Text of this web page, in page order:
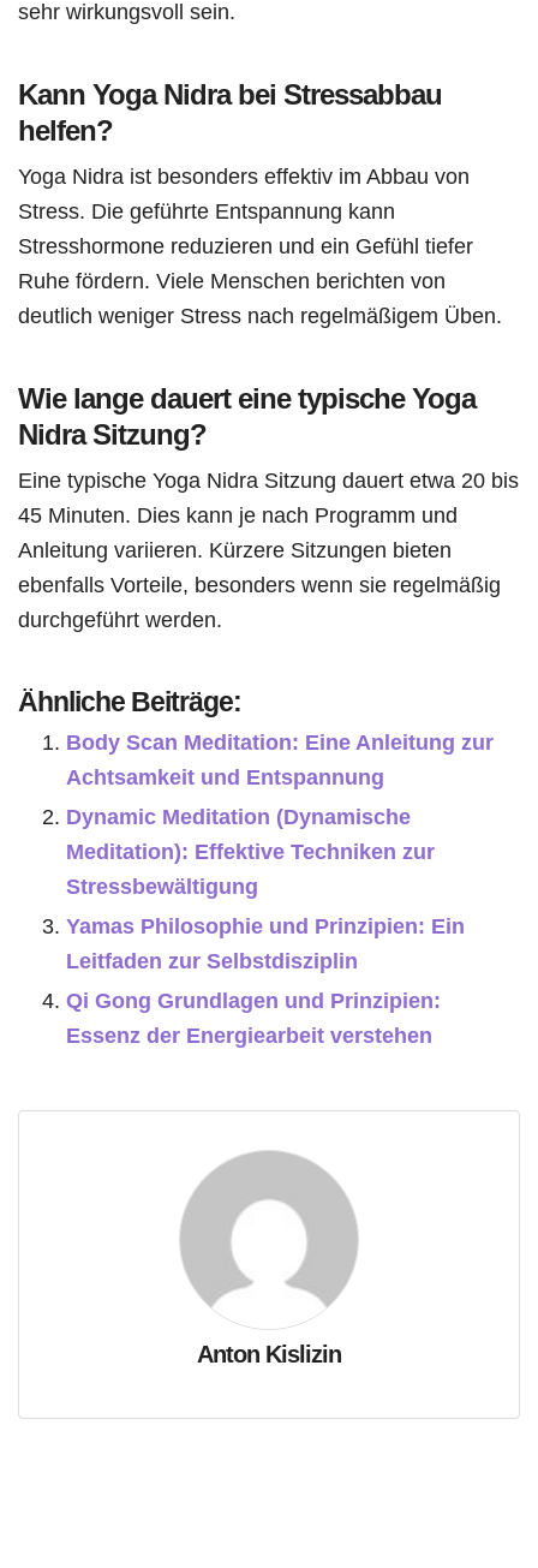
sehr wirkungsvoll sein.
Kann Yoga Nidra bei Stressabbau
helfen?
Yoga Nidra ist besonders effektiv im Abbau von
Stress. Die geführte Entspannung kann
Stresshormone reduzieren und ein Gefühl tiefer
Ruhe fördern. Viele Menschen berichten von
deutlich weniger Stress nach regelmäßigem Üben.
Wie lange dauert eine typische Yoga
Nidra Sitzung?
Eine typische Yoga Nidra Sitzung dauert etwa 20 bis
45 Minuten. Dies kann je nach Programm und
Anleitung variieren. Kürzere Sitzungen bieten
ebenfalls Vorteile, besonders wenn sie regelmäßig
durchgeführt werden.
Ähnliche Beiträge:
Body Scan Meditation: Eine Anleitung zur
Achtsamkeit und Entspannung
Dynamic Meditation (Dynamische
Meditation): Effektive Techniken zur
Stressbewältigung
Yamas Philosophie und Prinzipien: Ein
Leitfaden zur Selbstdisziplin
Qi Gong Grundlagen und Prinzipien:
Essenz der Energiearbeit verstehen
Anton Kislizin